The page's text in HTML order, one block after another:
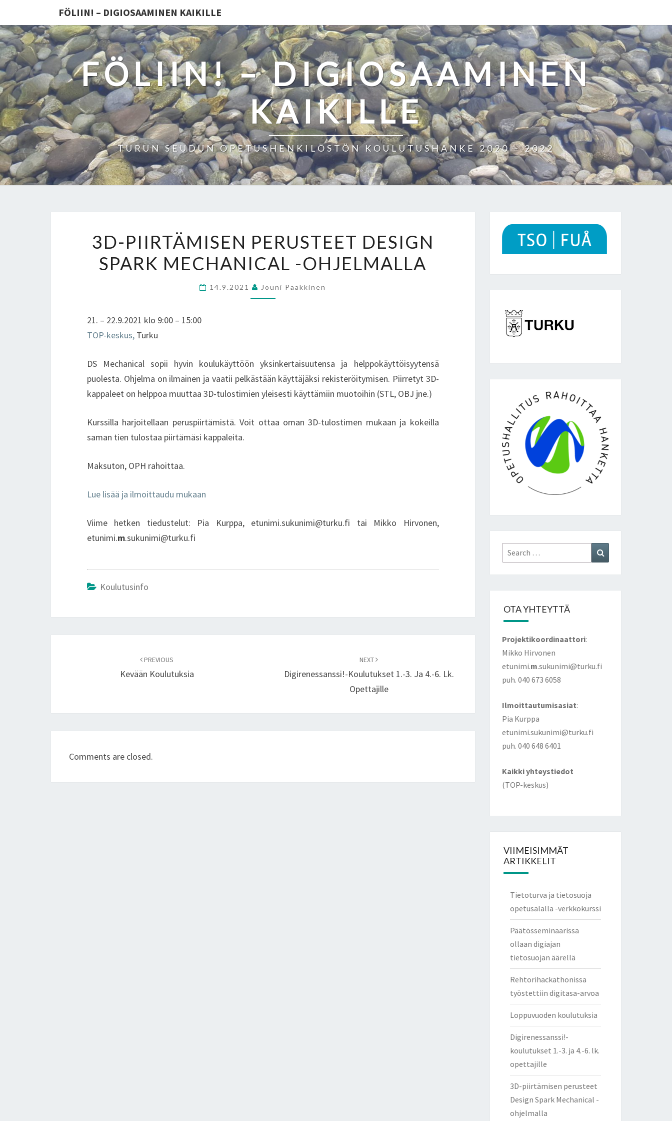
FÖLIIN! – DIGIOSAAMINEN KAIKILLE
FÖLIIN! – DIGIOSAAMINEN
KAIKILLE
TURUN SEUDUN OPETUSHENKILÖSTÖN KOULUTUSHANKE 2020 – 2022
PIIRTÄMISEN
PERUSTEET
DESIGN
SPARK
3D-PIIRTÄMISEN PERUSTEET DESIGN
SPARK MECHANICAL -OHJELMALLA
14.9.2021 Jouni Paakkinen
21. – 22.9.2021 klo 9:00 – 15:00
TOP-keskus, Turku
DS Mechanical sopii hyvin koulukäyttöön yksinkertaisuutensa ja helppokäyttöisyytensä
puolesta. Ohjelma on ilmainen ja vaatii pelkästään käyttäjäksi rekisteröitymisen. Piirretyt 3D-
kappaleet on helppoa muuttaa 3D-tulostimien yleisesti käyttämiin muotoihin (STL, OBJ jne.)
Kurssilla harjoitellaan peruspiirtämistä. Voit ottaa oman 3D-tulostimen mukaan ja kokeilla
saman tien tulostaa piirtämäsi kappaleita.
Maksuton, OPH rahoittaa.
Lue lisää ja ilmoittaudu mukaan
Viime hetken tiedustelut: Pia Kurppa, etunimi.sukunimi@turku.fi tai Mikko Hirvonen,
etunimi.m.sukunimi@turku.fi
Koulutusinfo
PREVIOUS
Kevään Koulutuksia
NEXT
Digirenessanssi!-Koulutukset 1.-3. Ja 4.-6. Lk.
Opettajille
Comments are closed.
Search
for:
OTA YHTEYTTÄ
Projektikoordinaattori:
Mikko Hirvonen
etunimi.m.sukunimi@turku.fi
puh. 040 673 6058
Ilmoittautumisasiat:
Pia Kurppa
etunimi.sukunimi@turku.fi
puh. 040 648 6401
Kaikki yhteystiedot
(TOP-keskus)
VIIMEISIMMÄT
ARTIKKELIT
Tietoturva ja tietosuoja
opetusalalla -verkkokurssi
Päätösseminaarissa
ollaan digiajan
tietosuojan äärellä
Rehtorihackathonissa
työstettiin digitasa-arvoa
Loppuvuoden koulutuksia
Digirenessanssi!-
koulutukset 1.-3. ja 4.-6. lk.
opettajille
3D-piirtämisen perusteet
Design Spark Mechanical -
ohjelmalla